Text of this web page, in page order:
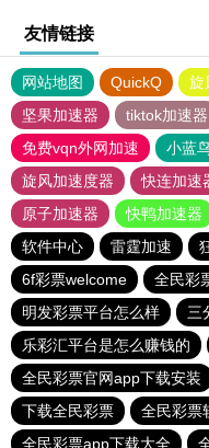
友情链接
网站地图 QuickQ 旋
坚果加速器
tiktok加速器
免费vqn外网加速
小蓝
旋风加速度器
快连加速
原子加速器
快鸭加速器
软件中心
雷霆加速
6f彩票welcome
全民彩
明发彩票平台怎么样
三
乐彩汇平台是怎么赚钱的
全民彩票官网app下载安装
下载全民彩票
全民彩票
全民彩票app下载大全